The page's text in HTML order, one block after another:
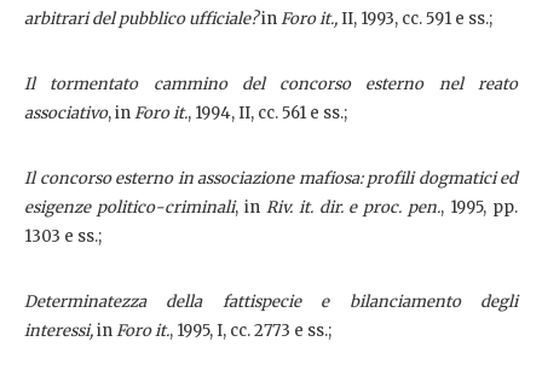
arbitrari del pubblico ufficiale?inForo it.,II, 1993, cc. 591 e ss.;
Il tormentato cammino del concorso esterno nel reato
associativo, inForo it., 1994, II, cc. 561 e ss.;
Il concorso esterno in associazione mafiosa: profili dogmatici ed
esigenze politico-criminali, in Riv. it. dir. e proc. pen., 1995, pp.
1303 e ss.;
Determinatezza della fattispecie e bilanciamento degli
interessi,inForo it., 1995, I, cc. 2773 e ss.;